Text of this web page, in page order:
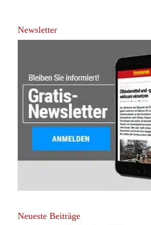
Newsletter
Neueste Beiträge